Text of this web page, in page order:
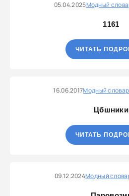
05.04.2025Модный
1161
ЧИТАТЬ
16.06.2017Модный
Цбшники
ЧИТАТЬ
09.12.2024Модный